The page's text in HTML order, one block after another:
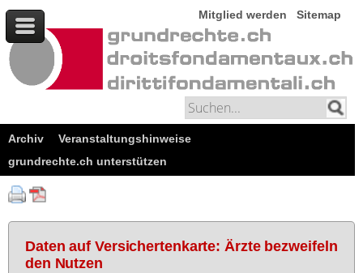
Mitglied werden Sitemap
Archiv
Veranstaltungshinweise
grundrechte.ch unterstützen
Daten auf Versichertenkarte: Ärzte bezweifeln
den Nutzen